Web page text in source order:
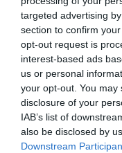
targeted advertising
section to confirm
opt-out request is
interest-based ads
us or personal
your opt-out. You
disclosure of your
IAB’s list of
also be disclosed by
Downstream
decir que
estás
Estamos en un
incluso ahora,
eres prodona si